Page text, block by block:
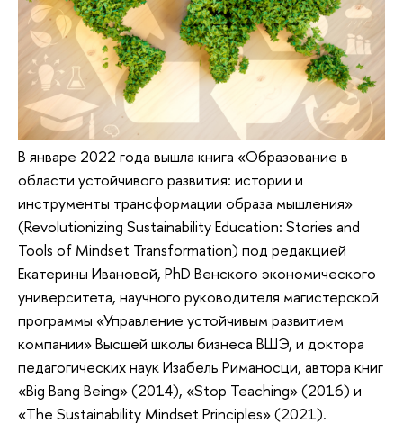
В январе 2022 года вышла книга «Образование в
области устойчивого развития: истории и
инструменты трансформации образа мышления»
(Revolutionizing Sustainability Education: Stories and
Tools of Mindset Transformation) под редакцией
Екатерины Ивановой, PhD Венского экономического
университета, научного руководителя магистерской
программы «Управление устойчивым развитием
компании» Высшей школы бизнеса ВШЭ, и доктора
педагогических наук Изабель Риманосци, автора книг
«Big Bang Being» (2014), «Stop Teaching» (2016) и
«The Sustainability Mindset Principles» (2021).